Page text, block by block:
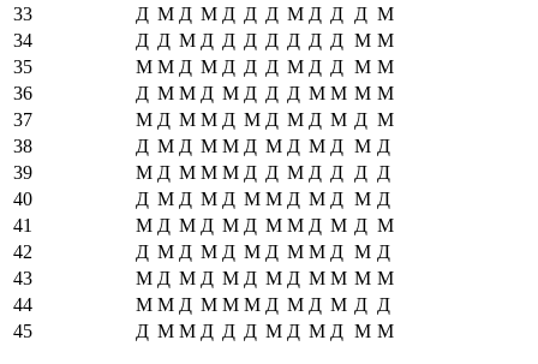
33
Д М Д М Д Д Д М Д Д Д М
34
Д Д М Д Д Д Д Д Д Д М М
35
М М Д М Д Д Д М Д Д М М
36
Д М М Д М Д Д Д М М М М
37
М Д М М Д М Д М Д М Д М
38
Д М Д М М Д М Д М Д М Д
39
М Д М М М Д Д М Д Д Д Д
40
Д М Д М Д М М Д М Д М Д
41
М Д М Д М Д М М Д М Д М
42
Д М Д М Д М Д М М Д М Д
43
М Д М Д М Д М Д М М М М
44
М М Д М М М Д М Д М Д Д
45
Д М М Д Д Д М Д М Д М М